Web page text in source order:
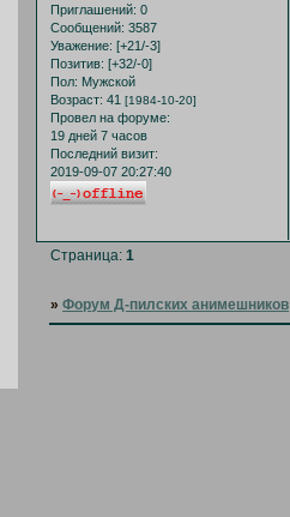
Приглашений: 0
Сообщений: 3587
Уважение: [+21/-3]
Позитив: [+32/-0]
Пол: Мужской
Возраст: 41 [1984-10-20]
Провел на форуме:
19 дней 7 часов
Последний визит:
2019-09-07 20:27:40
Страница:1
»Форум Д-пилских анимешников